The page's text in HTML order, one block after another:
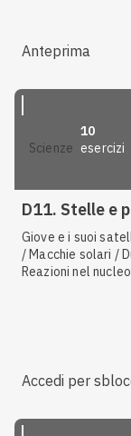
Anteprima
scienze
10
esercizi
D11. Stelle e
Giove e i suoi
/ Macchie solari /
Reazioni nel
Accedi per